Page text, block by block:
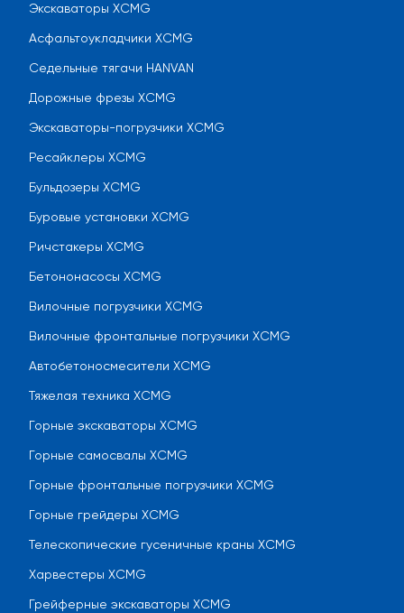
Экскаваторы XCMG
Асфальтоукладчики XCMG
Седельные тягачи HANVAN
Дорожные фрезы XCMG
Экскаваторы-погрузчики XCMG
Ресайклеры XCMG
Бульдозеры XCMG
Буровые установки XCMG
Ричстакеры XCMG
Бетононасосы XCMG
Вилочные погрузчики XCMG
Вилочные фронтальные погрузчики XCMG
Автобетоносмесители XCMG
Тяжелая техника XCMG
Горные экскаваторы XCMG
Горные самосвалы XCMG
Горные фронтальные погрузчики XCMG
Горные грейдеры XCMG
Телескопические гусеничные краны XCMG
Харвестеры XCMG
Грейферные экскаваторы XCMG